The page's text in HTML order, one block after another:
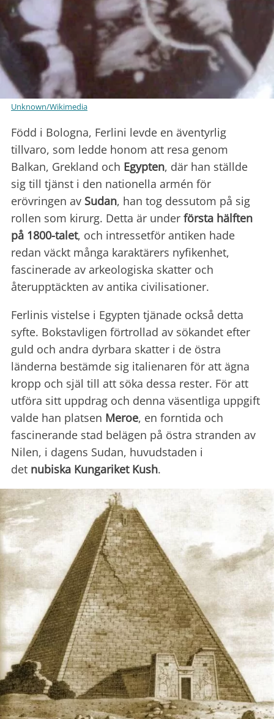
Unknown/Wikimedia
Född i Bologna, Ferlini levde en äventyrlig
tillvaro, som ledde honom att resa genom
Balkan, Grekland och Egypten, där han ställde
sig till tjänst i den nationella armén för
erövringen av Sudan, han tog dessutom på sig
rollen som kirurg. Detta är under första hälften
på 1800-talet, och intressetför antiken hade
redan väckt många karaktärers nyfikenhet,
fascinerade av arkeologiska skatter och
återupptäckten av antika civilisationer.
Ferlinis vistelse i Egypten tjänade också detta
syfte. Bokstavligen förtrollad av sökandet efter
guld och andra dyrbara skatter i de östra
länderna bestämde sig italienaren för att ägna
kropp och själ till att söka dessa rester. För att
utföra sitt uppdrag och denna väsentliga uppgift
valde han platsen Meroe, en forntida och
fascinerande stad belägen på östra stranden av
Nilen, i dagens Sudan, huvudstaden i
det nubiska Kungariket Kush.